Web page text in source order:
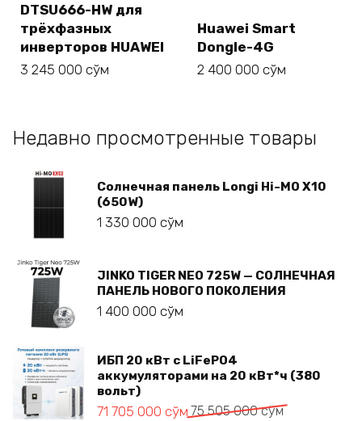
DTSU666-HW для
трёхфазных
инверторов HUAWEI
3 245 000 сўм
Huawei Smart
Dongle-4G
2 400 000 сўм
Недавно просмотренные товары
Солнечная панель Longi Hi-MO X10
(650W)
1 330 000 сўм
JINKO TIGER NEO 725W — СОЛНЕЧНАЯ
ПАНЕЛЬ НОВОГО ПОКОЛЕНИЯ
1 400 000 сўм
ИБП 20 кВт с LiFePO4
аккумуляторами на 20 кВт*ч (380
вольт)
75 505 000сўм
Первоначальная
71 705 000 сўм
Текущая